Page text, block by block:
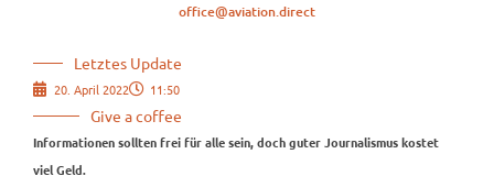
office@aviation.direct
Letztes Update
20. April 2022 11:50
Give a coffee
Informationen sollten frei für alle sein, doch guter Journalismus kostet
viel Geld.